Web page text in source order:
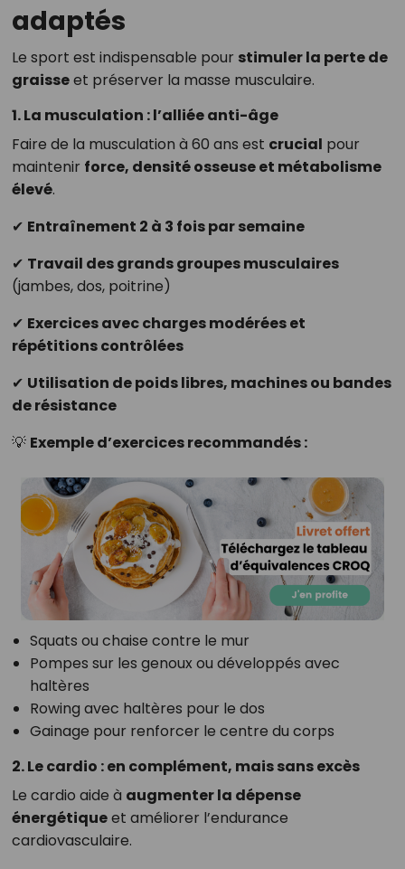
adaptés
Le sport est indispensable pour stimuler la perte de
graisseet préserver la masse musculaire.
1. La musculation : l’alliée anti-âge
Faire de la musculation à 60 ans est crucial pour
maintenir force, densité osseuse et métabolisme
élevé.
✔ Entraînement 2 à 3 fois par semaine
✔ Travail des grands groupes musculaires
(jambes, dos, poitrine)
✔ Exercices avec charges modérées et
répétitions contrôlées
✔ Utilisation de poids libres, machines ou bandes
de résistance
💡 Exemple d’exercices recommandés :
Squats ou chaise contre le mur
Pompes sur les genoux ou développés avec
haltères
Rowing avec haltères pour le dos
Gainage pour renforcer le centre du corps
2. Le cardio : en complément, mais sans excès
Le cardio aide à augmenter la dépense
énergétiqueet améliorer l’endurance
cardiovasculaire.